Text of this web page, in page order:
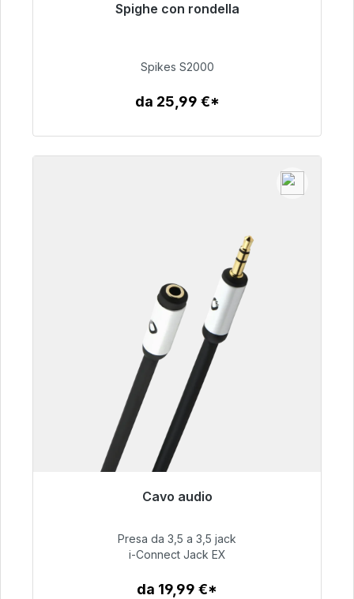
Spighe con rondella
Pronto per la spedizione immediata, tempo di
51,49 €
Spikes S2000
da 25,99 €*
Cavo audio
Pronto per la spedizione immediata, tempo di
51,99 €
Presa da 3,5 a 3,5 jack
i-Connect Jack EX
da 19,99 €*